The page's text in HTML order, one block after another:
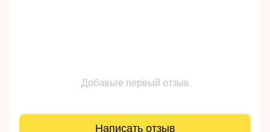
Добавьте первый отзыв
Написать отзыв